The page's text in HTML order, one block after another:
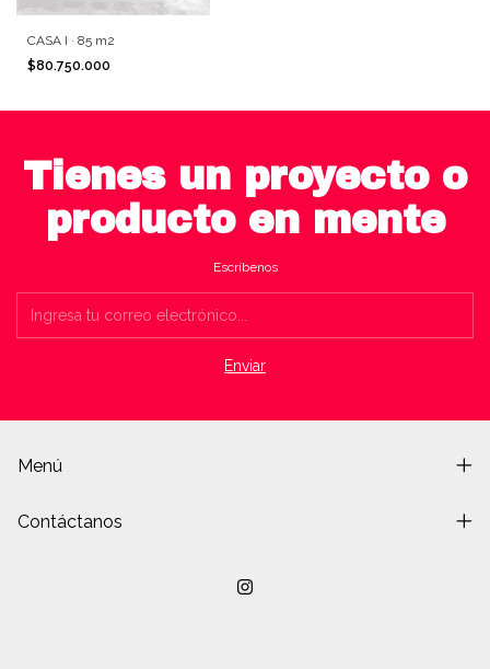
CASA I · 85 m2
$80.750.000
Tienes un proyecto o
producto en mente
Escríbenos
Menú
Contáctanos